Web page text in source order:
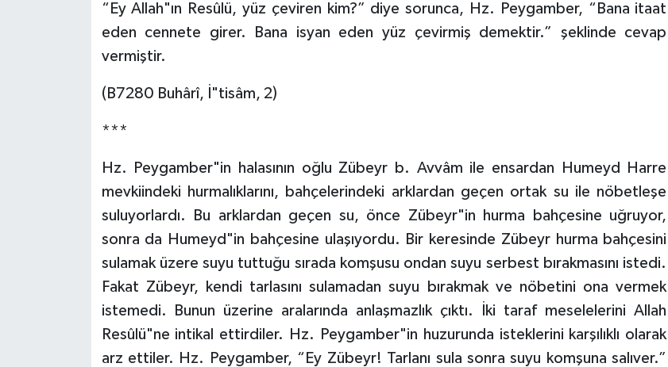
“Ey Allah"ın Resûlü, yüz çeviren kim?” diye sorunca, Hz. Peygamber, “Bana itaat
eden cennete girer. Bana isyan eden yüz çevirmiş demektir.” şeklinde cevap
vermiştir.
(B7280 Buhârî, İ"tisâm, 2)
***
Hz. Peygamber"in halasının oğlu Zübeyr b. Avvâm ile ensardan Humeyd Harre
mevkiindeki hurmalıklarını, bahçelerindeki arklardan geçen ortak su ile nöbetleşe
suluyorlardı. Bu arklardan geçen su, önce Zübeyr"in hurma bahçesine uğruyor,
sonra da Humeyd"in bahçesine ulaşıyordu. Bir keresinde Zübeyr hurma bahçesini
sulamak üzere suyu tuttuğu sırada komşusu ondan suyu serbest bırakmasını istedi.
Fakat Zübeyr, kendi tarlasını sulamadan suyu bırakmak ve nöbetini ona vermek
istemedi. Bunun üzerine aralarında anlaşmazlık çıktı. İki taraf meselelerini Allah
Resûlü"ne intikal ettirdiler. Hz. Peygamber"in huzurunda isteklerini karşılıklı olarak
arz ettiler. Hz. Peygamber, “Ey Zübeyr! Tarlanı sula sonra suyu komşuna salıver.”
Hatay Müftülüğü
İstanbul Müftülüğü
İzmir Müftülüğü
Kahramanmaraş Müftülüğü
Karabük Müftülüğü
Kars Müftülüğü